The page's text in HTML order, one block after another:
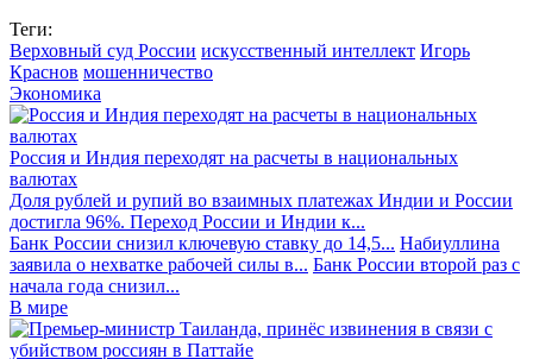
Теги:
Верховный суд России искусственный интеллект Игорь
Краснов мошенничество
Экономика
Россия и Индия переходят на расчеты в национальных
валютах
Доля рублей и рупий во взаимных платежах Индии и России
достигла 96%. Переход России и Индии к...
Банк России снизил ключевую ставку до 14,5... Набиуллина
заявила о нехватке рабочей силы в... Банк России второй раз с
начала года снизил...
В мире